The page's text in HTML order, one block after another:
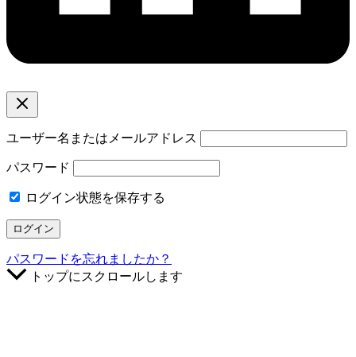
ユーザー名またはメールアドレス
パスワード
ログイン状態を保存する
パスワードを忘れましたか？
トップにスクロールします